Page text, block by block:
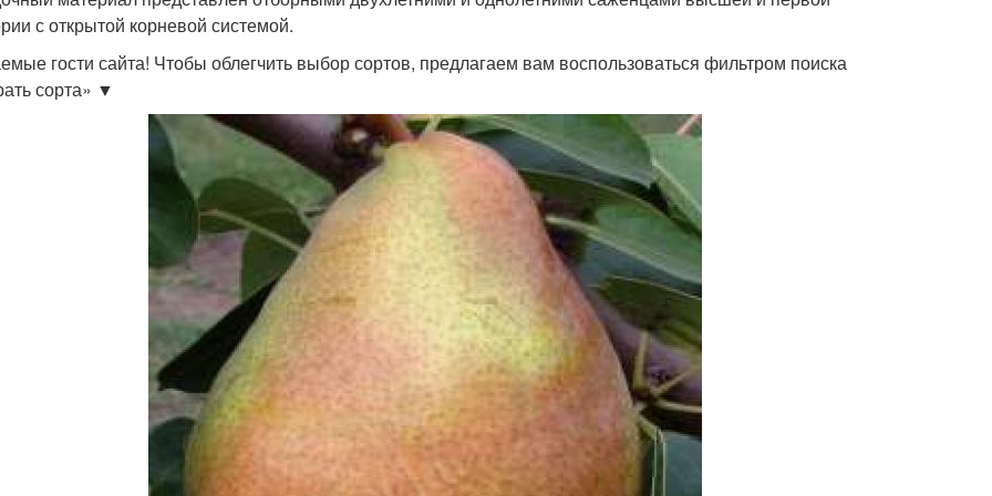
с открытой корневой системой.
гости сайта! Чтобы облегчить выбор сортов, предлагаем вам воспользоваться фильтром поиска
сорта» ▼